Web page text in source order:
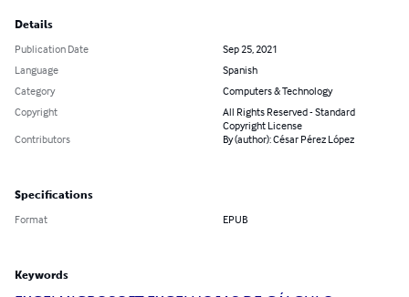
Details
Publication Date
Sep 25, 2021
Language
Spanish
Category
Computers & Technology
Copyright
All Rights Reserved - Standard
Copyright License
Contributors
By (author): César Pérez López
Specifications
Format EPUB
Keywords